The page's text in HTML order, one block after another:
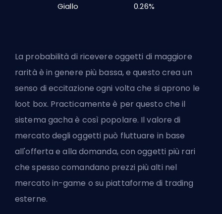
Giallo 0.26%
La probabilità di ricevere oggetti di maggiore
rarità è in genere più bassa, e questo crea un
senso di eccitazione ogni volta che si aprono le
loot box. Practicamente è per questo che il
sistema gacha è così popolare. Il valore di
mercato degli oggetti può fluttuare in base
all'offerta e alla domanda, con oggetti più rari
che spesso comandano prezzi più alti nel
mercato in-game o su piattaforme di trading
esterne.